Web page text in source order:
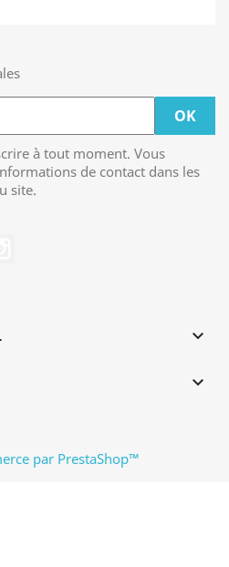
à tout moment. Vous
de contact dans les
site.


par PrestaShop™